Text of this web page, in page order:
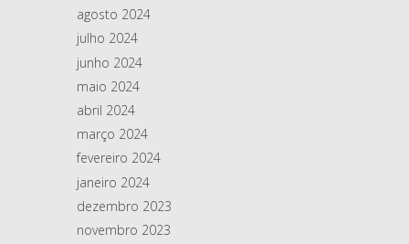
agosto 2024
julho 2024
junho 2024
maio 2024
abril 2024
março 2024
fevereiro 2024
janeiro 2024
dezembro 2023
novembro 2023